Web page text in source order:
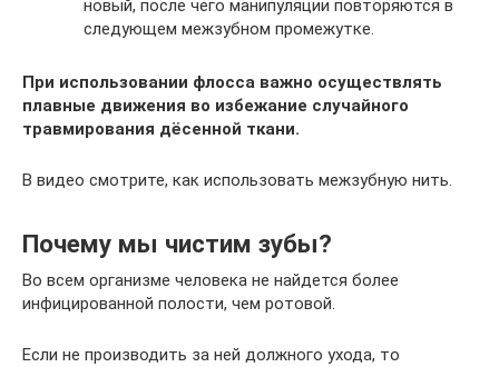
новый, после чего манипуляции повторяются в
следующем межзубном промежутке.
При использовании флосса важно осуществлять
плавные движения во избежание случайного
травмирования дёсенной ткани.
В видео смотрите, как использовать межзубную нить.
Почему мы чистим зубы?
Во всем организме человека не найдется более
инфицированной полости, чем ротовой.
Если не производить за ней должного ухода, то